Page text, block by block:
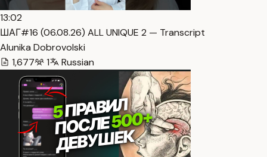
13:02
ШАГ#16 (06.08.26) ALL UNIQUE 2 — Transcript
Alunika Dobrovolski
1,677
1 Russian